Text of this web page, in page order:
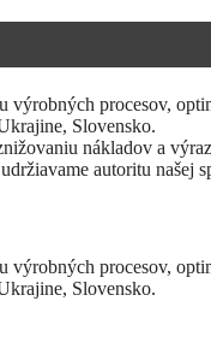
výrobných procesov,
Slovensko.
nákladov a
autoritu
výrobných procesov,
Slovensko.